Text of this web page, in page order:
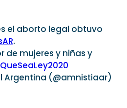
el aborto legal obtuvo
.
de mujeres y niñas y
(@amnistiaar)